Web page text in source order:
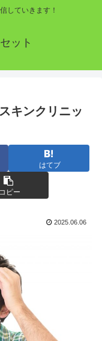
していきます！
ット
キンクリニッ
はてブ
コピー
2025.06.06